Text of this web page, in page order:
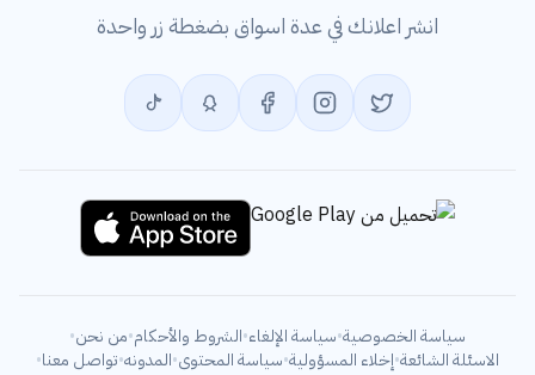
انشر اعلانك في عدة اسواق بضغطة زر واحدة
سياسة الخصوصية•سياسة الإلغاء•الشروط والأحكام•من نحن•
الاسئلة الشائعة•إخلاء المسؤولية•سياسة المحتوى•المدونه•تواصل معنا•